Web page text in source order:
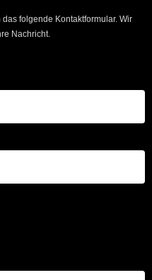
folgende Kontaktformular. Wir
Nachricht.